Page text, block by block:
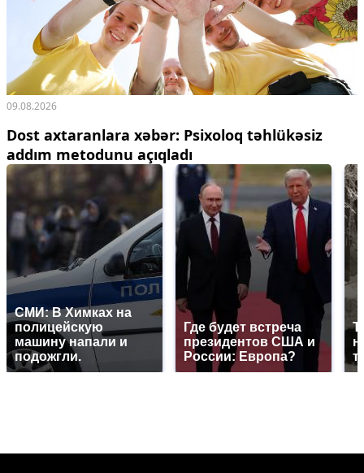
09.08.2026
Dost axtaranlara xəbər: Psixoloq təhlükəsiz
addım metodunu açıqladı
СМИ: В Химках на
полицейскую
машину напали и
подожгли.
Где будет встреча
президентов США и
России: Европа?